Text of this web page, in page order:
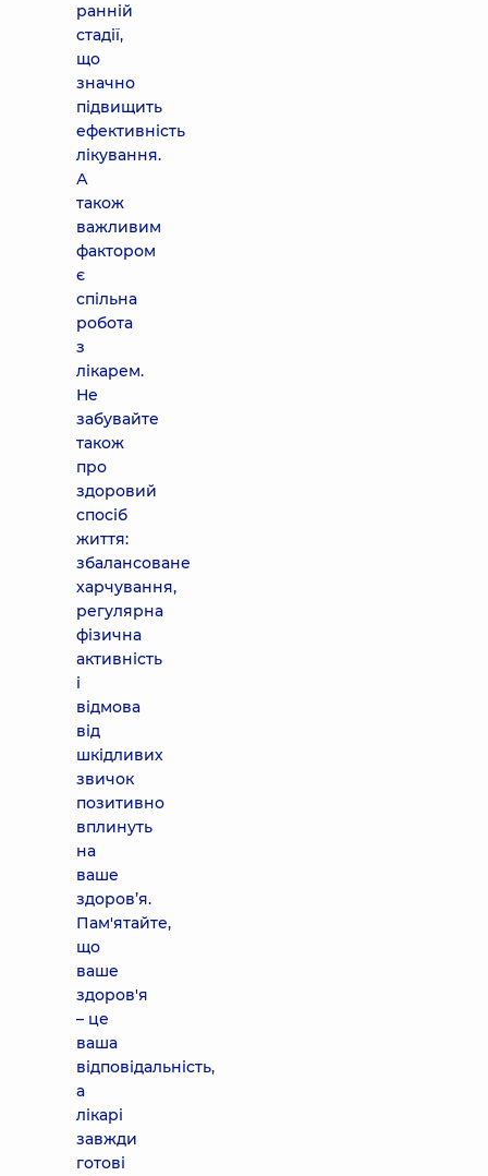
ранній
стадії,
що
значно
підвищить
ефективність
лікування.
А
також
важливим
фактором
є
спільна
робота
з
лікарем.
Не
забувайте
також
про
здоровий
спосіб
життя:
збалансоване
харчування,
регулярна
фізична
активність
і
відмова
від
шкідливих
звичок
позитивно
вплинуть
на
ваше
здоров’я.
Пам'ятайте,
що
ваше
здоров'я
– це
ваша
відповідальність,
а
лікарі
завжди
готові